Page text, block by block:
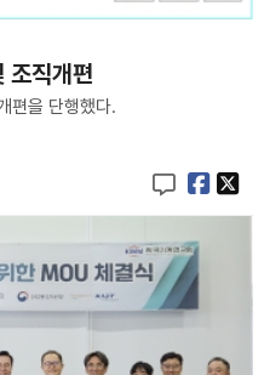
조직개편
편을 단행했다.